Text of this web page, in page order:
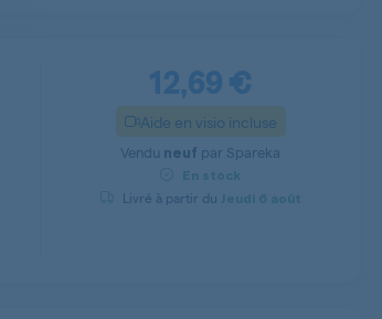
12,69 €
Aide en visio incluse
Vendu neuf par Spareka
En stock
Livré à partir du Jeudi 6 août